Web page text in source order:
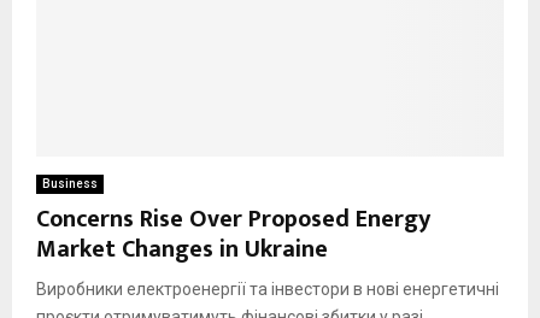
Business
Concerns Rise Over Proposed Energy
Market Changes in Ukraine
Виробники електроенергії та інвестори в нові енергетичні